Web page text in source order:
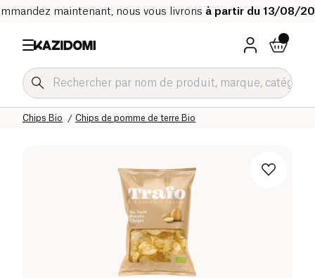
maintenant, nous vous livrons à partir du 13/08/
Chips de pomme de terre Bio
Chips Bio
Snacks salés et apéritifs Bio
Epicerie salée Bio
Accueil